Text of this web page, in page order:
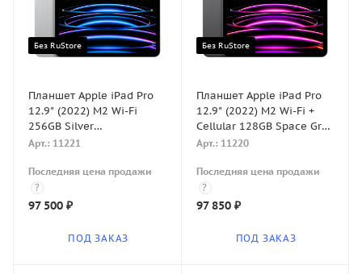
Без RuStore
Планшет Apple iPad Pro
12.9" (2022) M2 Wi-Fi
256GB Silver
(Серебристый)
Арт.: 11221
Последняя цена продажи
?
97 500 ₽
ПОД ЗАКАЗ
Без RuStore
Планшет Apple iPad Pro
12.9" (2022) M2 Wi-Fi +
Cellular 128GB Space Gray
(Серый космос)
Арт.: 11220
Последняя цена продажи
?
97 850₽
ПОД ЗАКАЗ